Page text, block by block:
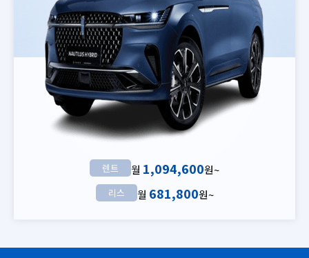
렌트 월 1,094,600원~
리스 월 681,800원~